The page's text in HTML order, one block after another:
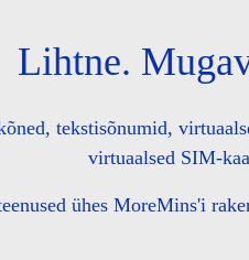
Lihtne.
tekstisõnumid,
virtuaalsed SIM-
ühes MoreMins'i